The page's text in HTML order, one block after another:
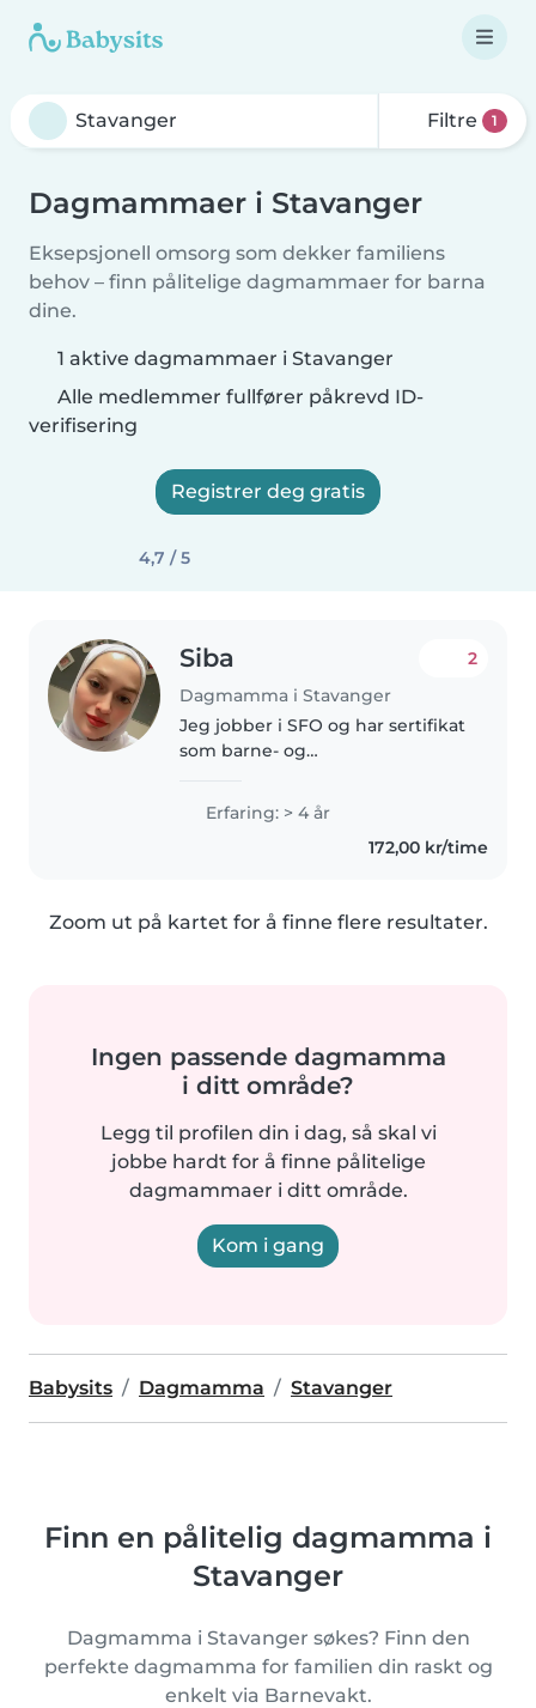
Filtre 1
Dagmammaer i Stavanger
Eksepsjonell omsorg som dekker familiens
behov – finn pålitelige dagmammaer for barna
dine.
1 aktive dagmammaer i Stavanger
Alle medlemmer fullfører påkrevd ID-
verifisering
Registrer deg gratis
4,7 / 5
Siba
Dagmamma i Stavanger
2
Jeg jobber i SFO og har sertifikat
som barne- og
munter, vennlig, kjærlig og
ansvarsfull. Du kan la barnet ditt
være hos meg med ro i sjelen.
Erfaring: > 4 år
172,00 kr/time
Zoom ut på kartet for å finne flere resultater.
Ingen passende dagmamma
i ditt område?
Legg til profilen din i dag, så skal vi
jobbe hardt for å finne pålitelige
dagmammaer i ditt område.
Kom i gang
Babysits Dagmamma Stavanger
Finn en pålitelig dagmamma i
Stavanger
Dagmamma i Stavanger søkes? Finn den
perfekte dagmamma for familien din raskt og
enkelt via Barnevakt.